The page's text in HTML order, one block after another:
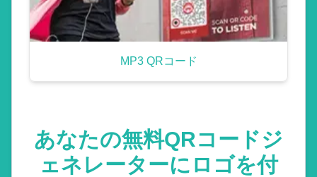
MP3 QRコード
あなたの無料QRコードジ
ェネレーターにロゴを付